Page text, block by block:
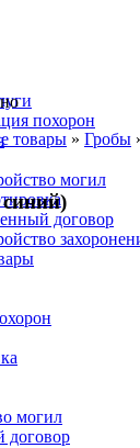
похорон
могил
договор
товары » Гробы
могил